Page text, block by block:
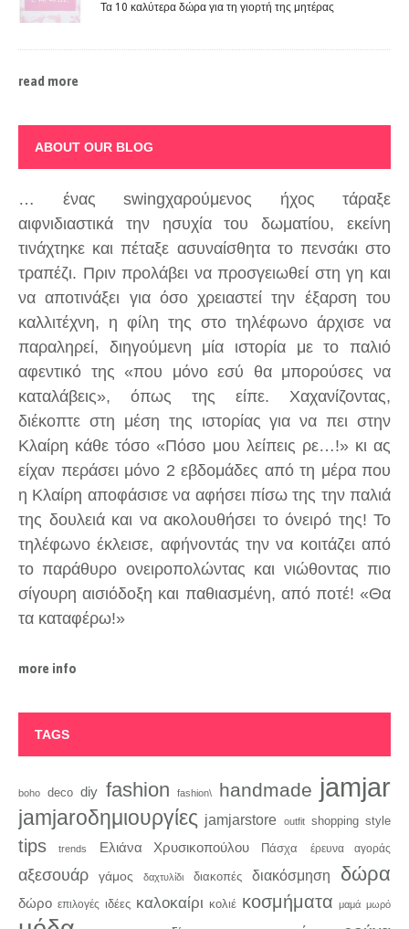
Τα 10 καλύτερα δώρα για τη γιορτή της μητέρας
read more
ABOUT OUR BLOG
… ένας swingχαρούμενος ήχος τάραξε
αιφνιδιαστικά την ησυχία του δωματίου, εκείνη
τινάχτηκε και πέταξε ασυναίσθητα το πενσάκι στο
τραπέζι. Πριν προλάβει να προσγειωθεί στη γη και
να αποτινάξει για όσο χρειαστεί την έξαρση του
καλλιτέχνη, η φίλη της στο τηλέφωνο άρχισε να
παραληρεί, διηγούμενη μία ιστορία με το παλιό
αφεντικό της «που μόνο εσύ θα μπορούσες να
καταλάβεις», όπως της είπε. Χαχανίζοντας,
διέκοπτε στη μέση της ιστορίας για να πει στην
Κλαίρη κάθε τόσο «Πόσο μου λείπεις ρε…!» κι ας
είχαν περάσει μόνο 2 εβδομάδες από τη μέρα που
η Κλαίρη αποφάσισε να αφήσει πίσω της την παλιά
της δουλειά και να ακολουθήσει το όνειρό της! Το
τηλέφωνο έκλεισε, αφήνοντάς την να κοιτάζει από
το παράθυρο ονειροπολώντας και νιώθοντας πιο
σίγουρη αισιόδοξη και παθιασμένη, από ποτέ! «Θα
τα καταφέρω!»
more info
TAGS
boho deco diy fashion fashion\ handmade jamjar
jamjaroδημιουργίες jamjarstore outfit shopping style
tips trends Ελιάνα Χρυσικοπούλου Πάσχα έρευνα αγοράς
αξεσουάρ γάμος δαχτυλίδι διακοπές διακόσμηση δώρα
δώρο επιλογές ιδέες καλοκαίρι κολιέ κοσμήματα μαμά μωρό